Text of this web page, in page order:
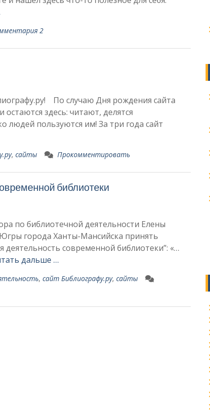
2
По случаю Дня рождения сайта
здесь: читают, делятся
людей пользуются им! За три года сайт
, сайты Прокомментировать
библиотеки
по библиотечной деятельности Елены
города Ханты-Мансийска принять
современной библиотеки”: «…
дальше …
, сайт Библиографу.ру, сайты